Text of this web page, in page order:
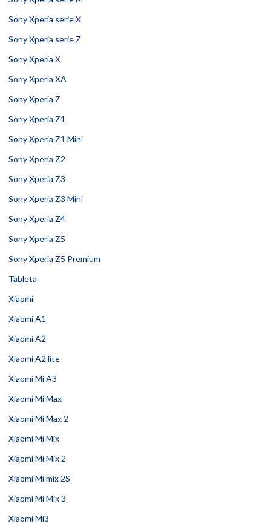
Sony Xperia serie X
Sony Xperia serie Z
Sony Xperia X
Sony Xperia XA
Sony Xperia Z
Sony Xperia Z1
Sony Xperia Z1 Mini
Sony Xperia Z2
Sony Xperia Z3
Sony Xperia Z3 Mini
Sony Xperia Z4
Sony Xperia Z5
Sony Xperia Z5 Premium
Tableta
Xiaomi
Xiaomi A1
Xiaomi A2
Xiaomi A2 lite
Xiaomi Mi A3
Xiaomi Mi Max
Xiaomi Mi Max 2
Xiaomi Mi Mix
Xiaomi Mi Mix 2
Xiaomi Mi mix 2S
Xiaomi Mi Mix 3
Xiaomi Mi3